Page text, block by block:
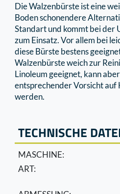
Die Walzenbürste ist eine
Boden schonendere
Standart und kommt bei der
zum Einsatz. Vor allem bei
diese Bürste bestens
Walzenbürste weich zur
Linoleum geeignet, kann
entsprechender Vorsicht auf
werden.
TECHNISCHE
MASCHINE:
ART: